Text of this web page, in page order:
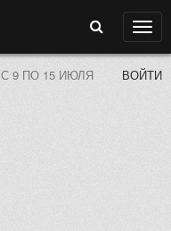
Поиск
С 9 ПО 15 ИЮЛЯ ВОЙТИ